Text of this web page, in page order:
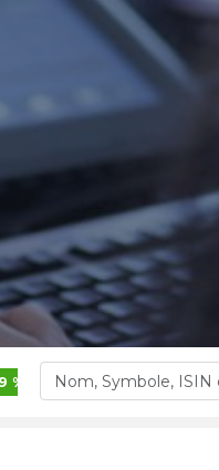
Alliances 379,50 0,66 %